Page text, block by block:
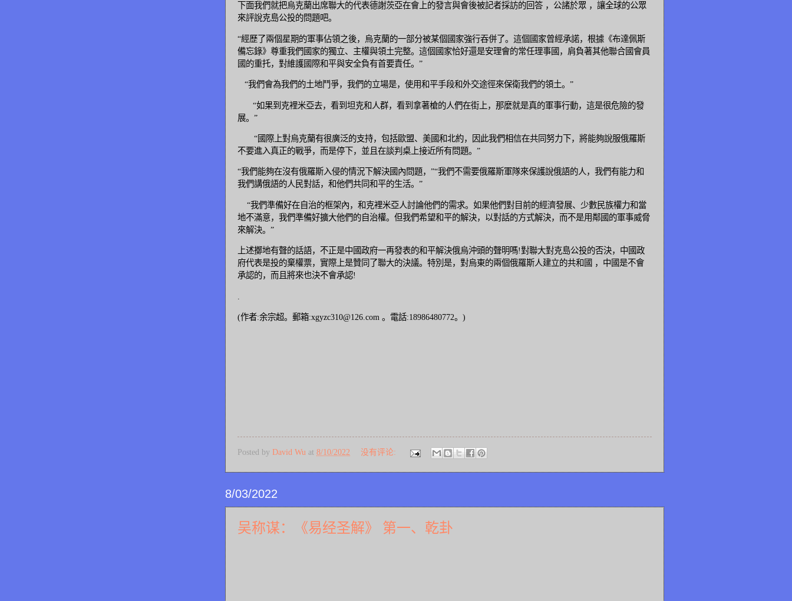
下面我們就把烏克蘭出席聯大的代表德謝茨亞在會上的發言與會後被記者採訪的回答 ，公諸於眾 ，讓全球的公眾
來評說克島公投的問題吧。
“經歷了兩個星期的軍事佔領之後，烏克蘭的一部分被某個國家強行吞併了。這個國家曾經承諾，根據《布達佩斯
備忘錄》尊重我們國家的獨立、主權與領土完整。這個國家恰好還是安理會的常任理事國，肩負著其他聯合國會員
國的重托，對維護國際和平與安全負有首要責任。”
“我們會為我們的土地鬥爭，我們的立場是，使用和平手段和外交途徑來保衛我們的領土。”
“如果到克裡米亞去，看到坦克和人群，看到拿著槍的人們在街上，那麼就是真的軍事行動，這是很危險的發
展。”
“國際上對烏克蘭有很廣泛的支持，包括歐盟、美國和北約，因此我們相信在共同努力下，將能夠說服俄羅斯
不要進入真正的戰爭，而是停下，並且在談判桌上接近所有問題。”
“我們能夠在沒有俄羅斯入侵的情況下解決國內問題，”“我們不需要俄羅斯軍隊來保護說俄語的人，我們有能力和
我們講俄語的人民對話，和他們共同和平的生活。”
“我們準備好在自治的框架內，和克裡米亞人討論他們的需求。如果他們對目前的經濟發展、少數民族權力和當
地不滿意，我們準備好擴大他們的自治權。但我們希望和平的解決，以對話的方式解決，而不是用鄰國的軍事威脅
來解決。”
上述擲地有聲的話語，不正是中國政府一再發表的和平解決俄烏沖頭的聲明嗎!對聯大對克島公投的否決，中國政
府代表是投的棄權票，實際上是贊同了聯大的決議。特別是，對烏東的兩個俄羅斯人建立的共和國 ，中國是不會
承認的，而且將來也決不會承認!
(作者:余宗超。郵箱:xgyzc310@126.com 。電話:18986480772。)
Posted by David Wu at 8/10/2022 没有评论:
8/03/2022
吴称谋：《易经圣解》 第一、乾卦